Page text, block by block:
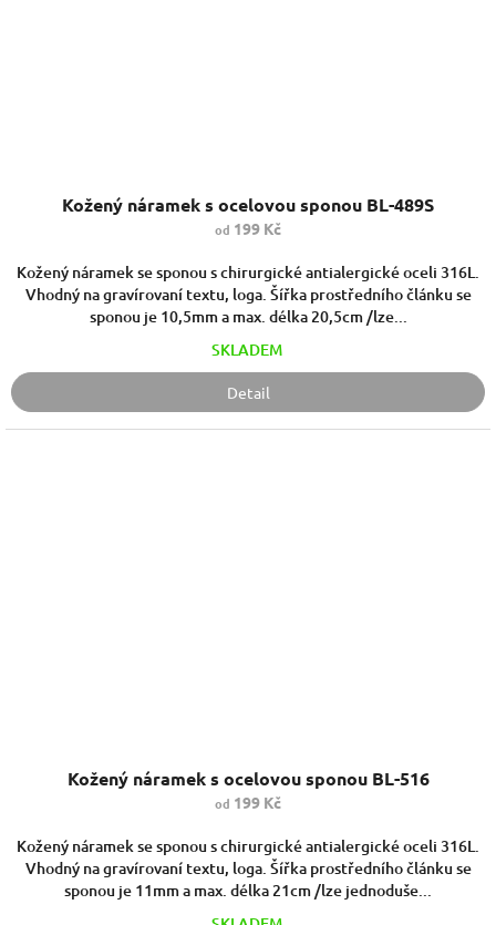
Kožený náramek s ocelovou sponou BL-489S
od 199 Kč
Kožený náramek se sponou s chirurgické antialergické oceli 316L.
Vhodný na gravírovaní textu, loga. Šířka prostředního článku se
sponou je 10,5mm a max. délka 20,5cm /lze...
SKLADEM
Detail
Kožený náramek s ocelovou sponou BL-516
od 199 Kč
Kožený náramek se sponou s chirurgické antialergické oceli 316L.
Vhodný na gravírovaní textu, loga. Šířka prostředního článku se
sponou je 11mm a max. délka 21cm /lze jednoduše...